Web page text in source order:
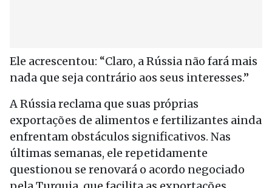
Ele acrescentou: “Claro, a Rússia não fará mais
nada que seja contrário aos seus interesses.”
A Rússia reclama que suas próprias
exportações de alimentos e fertilizantes ainda
enfrentam obstáculos significativos. Nas
últimas semanas, ele repetidamente
questionou se renovará o acordo negociado